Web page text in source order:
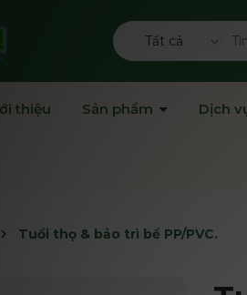
Tất cả
thiệu Sản phẩm Dịch
Tuổi thọ & bảo trì bể PP/PVC.